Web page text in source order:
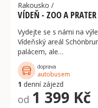
Rakousko /
VÍDEŇ - ZOO A PRATER
Vydejte se s námi na
Vídeňský areál
palácem, ale…
doprava
autobusem
1 denní zájezd
od 1 399 Kč